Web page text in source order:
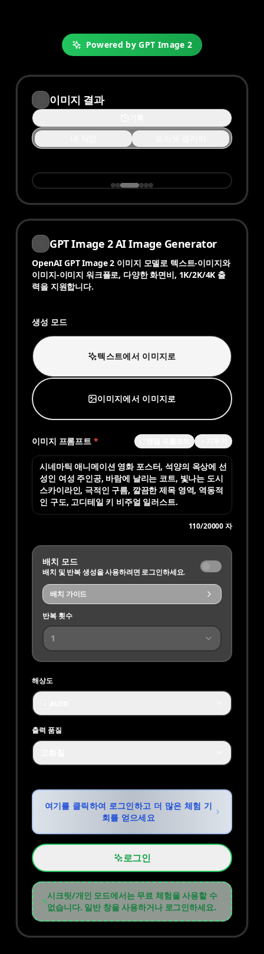
Powered by GPT Image 2
GPT Image 2 AI Image Generator
OpenAI GPT Image 2 이미지 모델로 텍스트-이미지와
이미지-이미지 워크플로, 다양한 화면비, 1K/2K/4K 출
력을 지원합니다.
생성 모드
텍스트에서 이미지로
이미지에서 이미지로
이미지 프롬프트 *
110/20000자
배치 모드
배치 및 반복 생성을 사용하려면 로그인하세요.
배치 가이드
반복 횟수
1
해상도
출력 품질
여기를 클릭하여 로그인하고 더 많은 체험 기
회를 얻으세요
로그인
시크릿/개인 모드에서는 무료 체험을 사용할 수
없습니다. 일반 창을 사용하거나 로그인하세요.
이미지 결과